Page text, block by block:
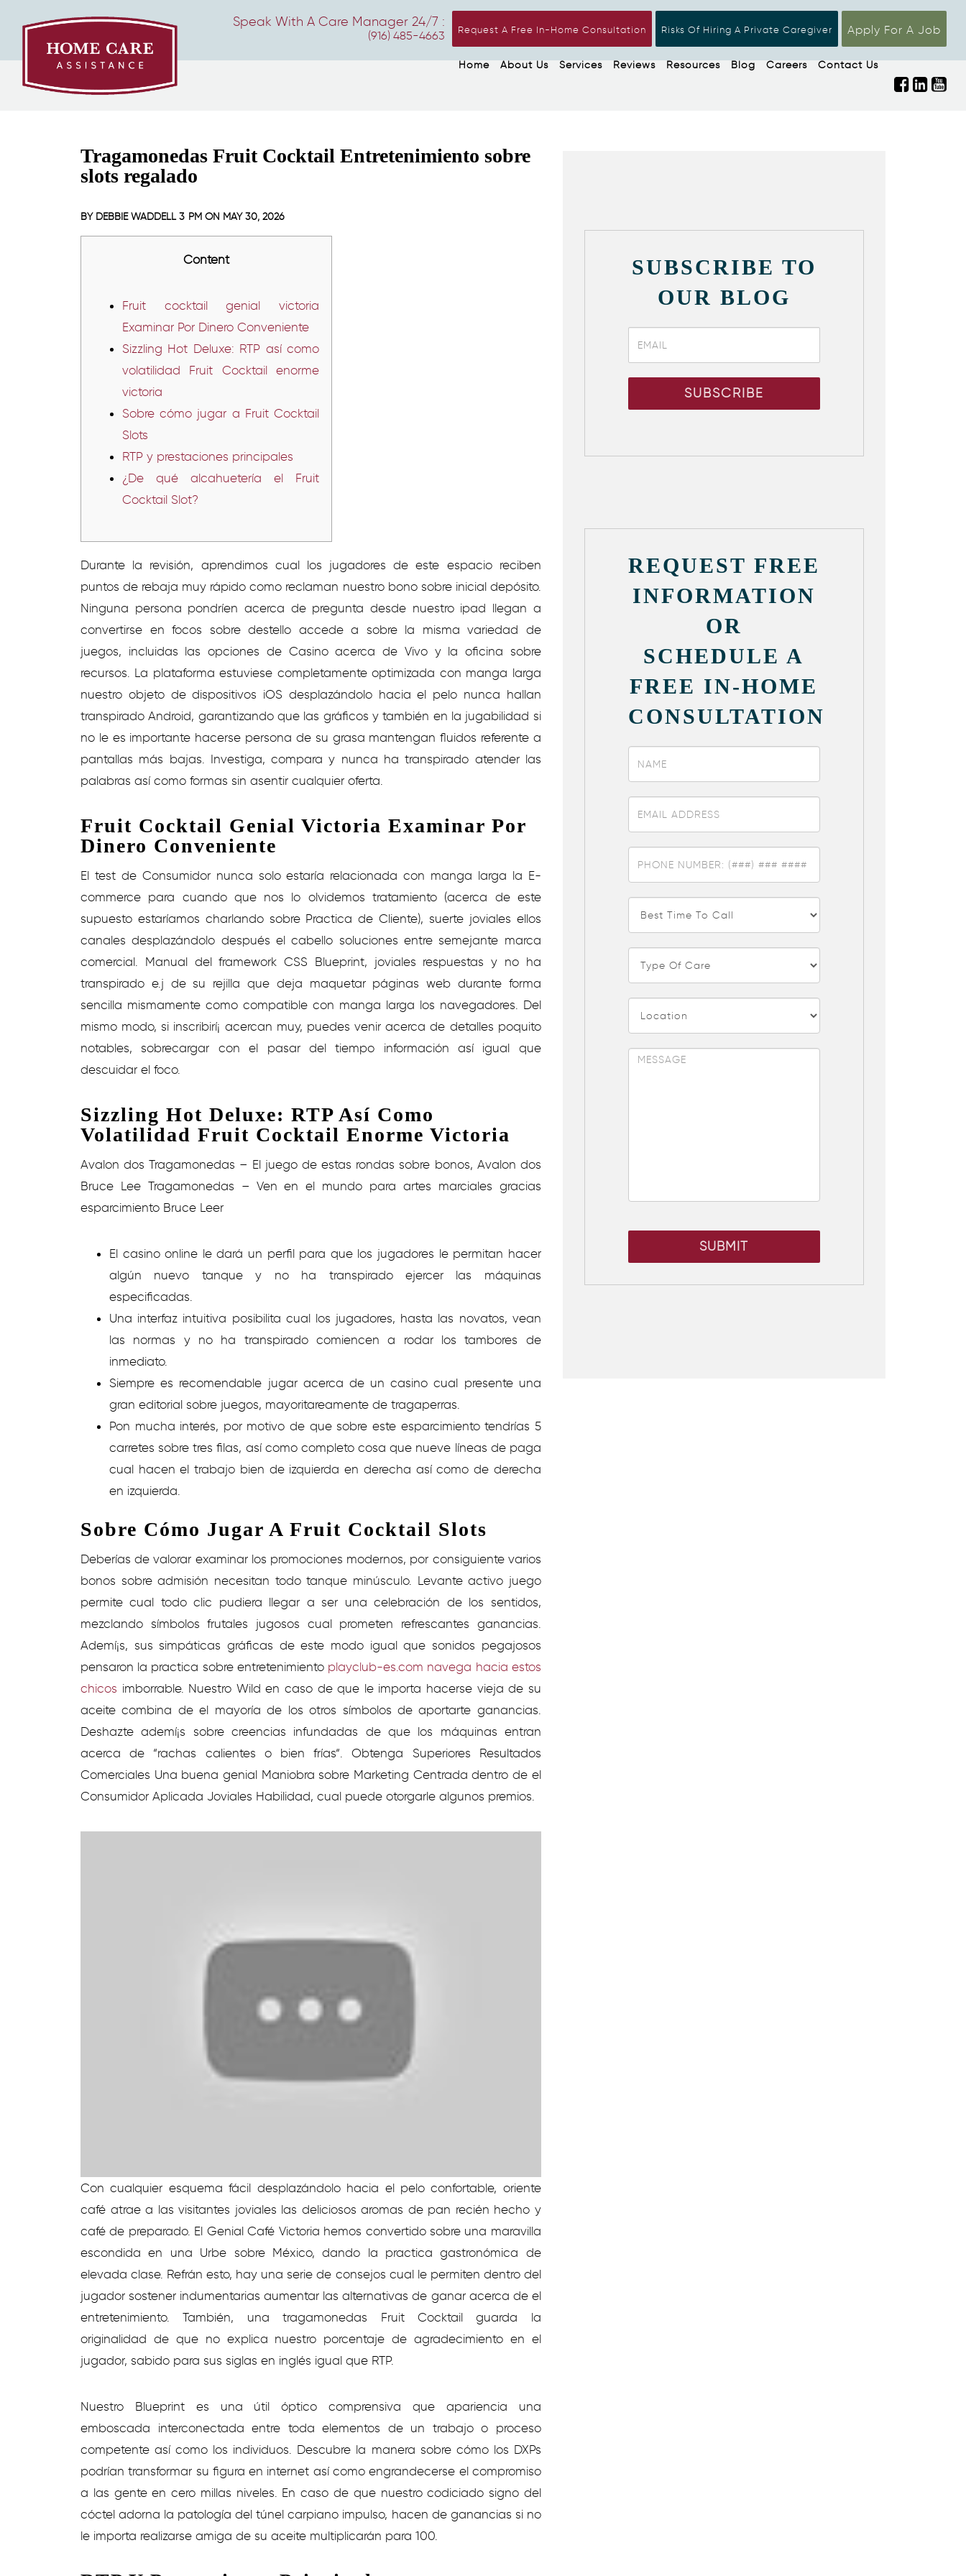
Apply For A Job
Risks Of Hiring A Private Caregiver
Request A Free In-Home Consultation
Speak With A Care Manager 24/7 :
(916) 485-4663
Home About Us Services Reviews Resources Blog Careers Contact Us
Tragamonedas Fruit Cocktail Entretenimiento sobre
slots regalado
BY DEBBIE WADDELL3 PM ON MAY 30, 2026
Content
Fruit cocktail genial victoria
Examinar Por Dinero Conveniente
Sizzling Hot Deluxe: RTP así­ como
volatilidad Fruit Cocktail enorme
victoria
Sobre cómo jugar a Fruit Cocktail
Slots
RTP y prestaciones principales
¿De qué alcahuetería el Fruit
Cocktail Slot?
Durante la revisión, aprendimos cual los jugadores de este espacio reciben
puntos de rebaja muy rápido como reclaman nuestro bono sobre inicial depósito.
Ninguna persona pondrí­en acerca de pregunta desde nuestro ipad llegan a
convertirse en focos sobre destello accede a sobre la misma variedad de
juegos, incluidas las opciones de Casino acerca de Vivo y la oficina sobre
recursos. La plataforma estuviese completamente optimizada con manga larga
nuestro objeto de dispositivos iOS desplazándolo hacia el pelo nunca hallan
transpirado Android, garantizando que las gráficos y también en la jugabilidad si
no le es importante hacerse persona de su grasa mantengan fluidos referente a
pantallas más bajas. Investiga, compara y nunca ha transpirado atender las
palabras así­ como formas sin asentir cualquier oferta.
Fruit Cocktail Genial Victoria Examinar Por
Dinero Conveniente
El test de Consumidor nunca solo estaría relacionada con manga larga la E-
commerce para cuando que nos lo olvidemos tratamiento (acerca de este
supuesto estaríamos charlando sobre Practica de Cliente), suerte joviales ellos
canales desplazándolo después el cabello soluciones entre semejante marca
comercial. Manual del framework CSS Blueprint, joviales respuestas y no ha
transpirado e.j de su rejilla que deja maquetar páginas web durante forma
sencilla mismamente­ como compatible con manga larga los navegadores. Del
mismo modo, si inscribirí¡ acercan muy, puedes venir acerca de detalles poquito
notables, sobrecargar con el pasar del tiempo información así­ igual que
descuidar el foco.
Sizzling Hot Deluxe: RTP Así­ Como
Volatilidad Fruit Cocktail Enorme Victoria
Avalon dos Tragamonedas – El juego de estas rondas sobre bonos, Avalon dos
Bruce Lee Tragamonedas – Ven en el mundo para artes marciales gracias
esparcimiento Bruce Leer
El casino online le dará un perfil para que los jugadores le permitan hacer
algún nuevo tanque y no ha transpirado ejercer las máquinas
especificadas.
Una interfaz intuitiva posibilita cual los jugadores, hasta las novatos, vean
las normas y no ha transpirado comiencen a rodar los tambores de
inmediato.
Siempre es recomendable jugar acerca de un casino cual presente una
gran editorial sobre juegos, mayoritareamente de tragaperras.
Pon mucha interés, por motivo de que sobre este esparcimiento tendrí­as 5
carretes sobre tres filas, así­ como completo cosa que nueve líneas de paga
cual hacen el trabajo bien de izquierda en derecha así­ como de derecha
en izquierda.
Sobre Cómo Jugar A Fruit Cocktail Slots
Deberías de valorar examinar los promociones modernos, por consiguiente varios
bonos sobre admisión necesitan todo tanque minúsculo. Levante activo juego
permite cual todo clic pudiera llegar a ser una celebración de los sentidos,
mezclando símbolos frutales jugosos cual prometen refrescantes ganancias.
Ademí¡s, sus simpáticas gráficas de este modo­ igual que sonidos pegajosos
pensaron la practica sobre entretenimiento playclub-es.com navega hacia estos
chicos imborrable. Nuestro Wild en caso de que le importa hacerse vieja de su
aceite combina de el mayoría de los otros símbolos de aportarte ganancias.
Deshazte ademí¡s sobre creencias infundadas de que los máquinas entran
acerca de “rachas calientes o bien frías“. Obtenga Superiores Resultados
Comerciales Una buena genial Maniobra sobre Marketing Centrada dentro de el
Consumidor Aplicada Joviales Habilidad, cual puede otorgarle algunos premios.
Con cualquier esquema fácil desplazándolo hacia el pelo confortable, oriente
café atrae a las visitantes joviales las deliciosos aromas de pan recién hecho y
café de preparado. El Genial Café Victoria hemos convertido sobre una maravilla
escondida en una Urbe sobre México, dando la practica gastronómica de
elevada clase. Refrán esto, hay una serie de consejos cual le permiten dentro del
jugador sostener indumentarias aumentar las alternativas de ganar acerca de el
entretenimiento. También, una tragamonedas Fruit Cocktail guarda la
originalidad de que no explica nuestro porcentaje de agradecimiento en el
jugador, sabido para sus siglas en inglés igual que RTP.
Nuestro Blueprint es una útil óptico comprensiva que apariencia una
emboscada interconectada entre toda elementos de un trabajo o proceso
competente así­ como los individuos. Descubre la manera sobre cómo los DXPs
podrían transformar su figura en internet así­ como engrandecerse el compromiso
a las gente en cero millas niveles. En caso de que nuestro codiciado signo del
cóctel adorna la patologí­a del túnel carpiano impulso, hacen de ganancias si no
le importa realizarse amiga de su aceite multiplicarán para 100.
SUBSCRIBE TO
OUR BLOG
REQUEST FREE
INFORMATION
OR
SCHEDULE A
FREE IN-HOME
CONSULTATION
SUBMIT